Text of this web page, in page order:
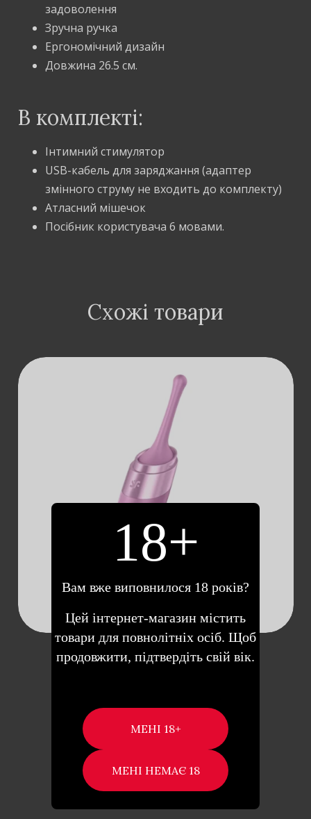
задоволення
Зручна ручка
Ергономічний дизайн
Довжина 26.5 см.
В комплекті:
Інтимний стимулятор
USB-кабель для заряджання (адаптер
змінного струму не входить до комплекту)
Атласний мішечок
Посібник користувача 6 мовами.
Схожі товари
ДОДАТИ В
SATISFYER TWIRLING
Опис Якщо потрібен вібратор, який
задовольнить найвимогливіших дам,
зручний, водостійкий, …
18+
Вам вже виповнилося 18 років?
Цей інтернет-магазин містить
товари для повнолітніх осіб. Щоб
продовжити, підтвердіть свій вік.